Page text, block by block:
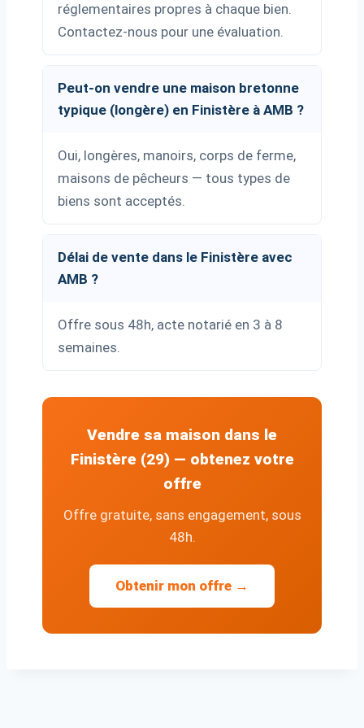
réglementaires propres à chaque bien.
Contactez-nous pour une évaluation.
Peut-on vendre une maison bretonne
typique (longère) en Finistère à AMB ?
Oui, longères, manoirs, corps de ferme,
maisons de pêcheurs — tous types de
biens sont acceptés.
Délai de vente dans le Finistère avec
AMB ?
Offre sous 48h, acte notarié en 3 à 8
semaines.
Vendre sa maison dans le
Finistère (29) — obtenez votre
offre
Offre gratuite, sans engagement, sous
48h.
Obtenir mon offre →